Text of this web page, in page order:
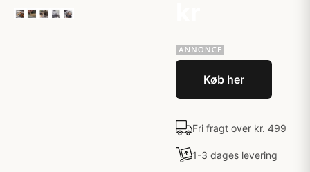
Køb her
Fri fragt over kr. 499
1-3 dages levering